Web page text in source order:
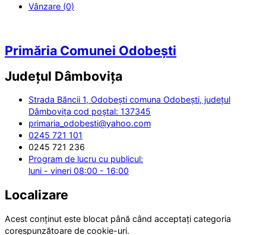
Vânzare (0)
Primăria Comunei Odobești
Județul Dâmbovița
Strada Băncii 1, Odobești comuna Odobești, județul
Dâmbovița cod poștal: 137345
primaria_odobesti@yahoo.com
0245 721 101
0245 721 236
Program de lucru cu publicul:
luni - vineri 08:00 - 16:00
Localizare
Acest conținut este blocat până când acceptați categoria
corespunzătoare de cookie-uri.